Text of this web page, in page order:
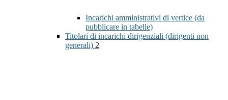
Incarichi amministrativi di vertice (da
pubblicare in tabelle)
Titolari di incarichi dirigenziali (dirigenti non
generali) 2